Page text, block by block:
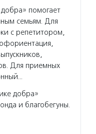
помогает
семьям. Для
с репетитором,
Для приемных
добра»
и благобегуны.